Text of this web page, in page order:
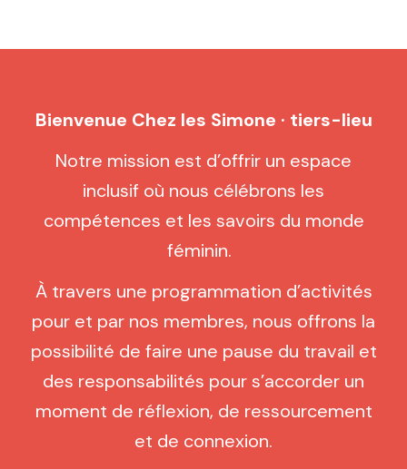
Bienvenue Chez les Simone · tiers-lieu
Notre mission est d’offrir un espace
inclusif où nous célébrons les
compétences et les savoirs du monde
féminin.
À travers une programmation d’activités
pour et par nos membres, nous offrons la
possibilité de faire une pause du travail et
des responsabilités pour s’accorder un
moment de réflexion, de ressourcement
et de connexion.